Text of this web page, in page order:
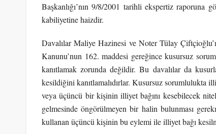
Başkanlığı’nın 9/8/2001 tarihli ekspertiz raporuna
kabiliyetine haizdir.
Davalılar Maliye Hazinesi ve Noter Tülay
Kanunu’nun 162. maddesi gereğince kusursuz
kanıtlamak zorunda değildir. Bu davalılar da
kesildiğini kanıtlamalıdırlar. Kusursuz sorumlulukta
veya üçüncü bir kişinin illiyet bağını kesebilecek
gelmesinde öngörülmeyen bir halin bulunması
kullanan üçüncü kişinin bu eylemi ile illiyet bağı